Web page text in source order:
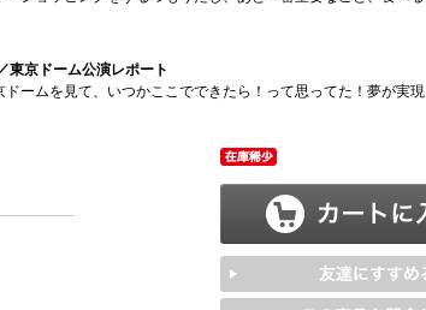
東京ドーム公演レポート
ームを見て、いつかここでできたら！って思ってた！夢が実現